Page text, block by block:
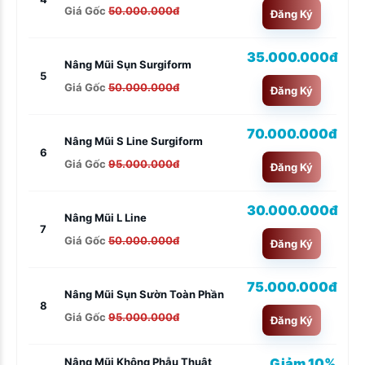
Giá Gốc 50.000.000đ Đăng Ký
5
Nâng Mũi Sụn Surgiform
Giá Gốc 50.000.000đ
35.000.000đ
Đăng Ký
6
Nâng Mũi S Line Surgiform
Giá Gốc 95.000.000đ
70.000.000đ
Đăng Ký
7
Nâng Mũi L Line
Giá Gốc 50.000.000đ
30.000.000đ
Đăng Ký
8
Nâng Mũi Sụn Sườn Toàn Phần
Giá Gốc 95.000.000đ
75.000.000đ
Đăng Ký
Nâng Mũi Không Phẫu Thuật